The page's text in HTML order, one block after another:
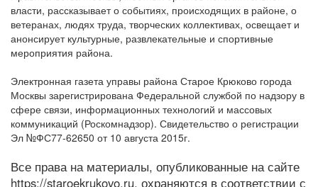
власти, рассказывает о событиях, происходящих в районе, о
ветеранах, людях труда, творческих коллективах, освещает и
анонсирует культурные, развлекательные и спортивные
мероприятия района.
Электронная газета управы района Старое Крюково города
Москвы зарегистрирована Федеральной службой по надзору в
сфере связи, информационных технологий и массовых
коммуникаций (Роскомнадзор). Свидетельство о регистрации
Эл №ФС77-62650 от 10 августа 2015г.
Все права на материалы, опубликованные на сайте
https://staroekrukovo.ru, охраняются в соответствии с